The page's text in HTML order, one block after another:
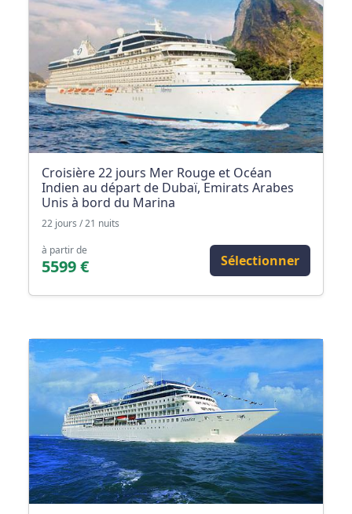
Croisière 22 jours Mer Rouge et Océan
Indien au départ de Dubaï, Emirats Arabes
Unis à bord du Marina
22 jours / 21 nuits
à partir de
5599 € Sélectionner